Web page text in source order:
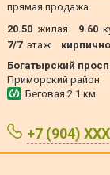
прямая продажа
20.50 жилая 9.60
7/7 этаж
Богатырский
Приморский район
Беговая 2.1 км
+7 (904)